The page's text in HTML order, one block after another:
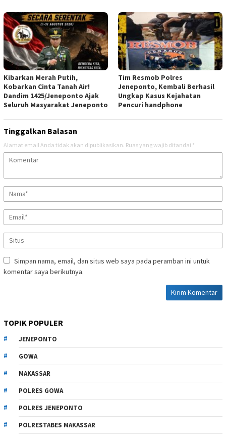
Kibarkan Merah Putih,
Kobarkan Cinta Tanah Air!
Dandim 1425/Jeneponto Ajak
Seluruh Masyarakat Jeneponto
Tim Resmob Polres
Jeneponto, Kembali Berhasil
Ungkap Kasus Kejahatan
Pencuri handphone
Tinggalkan Balasan
Alamat email Anda tidak akan dipublikasikan. Ruas yang wajib ditandai *
Simpan nama, email, dan situs web saya pada peramban ini untuk
komentar saya berikutnya.
TOPIK POPULER
JENEPONTO
GOWA
MAKASSAR
POLRES GOWA
POLRES JENEPONTO
POLRESTABES MAKASSAR